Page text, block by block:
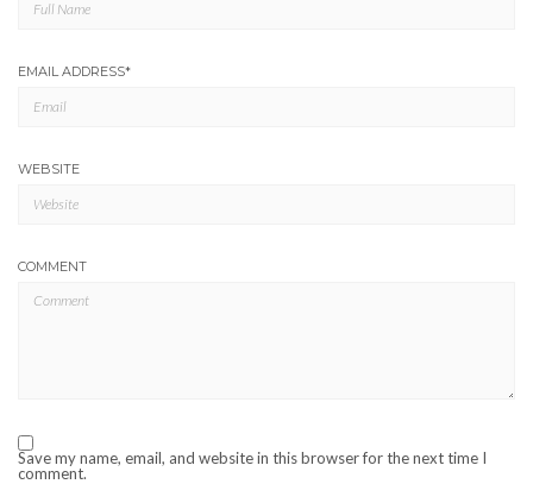
EMAIL ADDRESS*
WEBSITE
COMMENT
Save my name, email, and website in this browser for the next time I
comment.